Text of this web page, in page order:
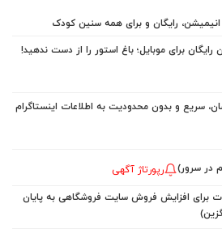
رایگان و برای همه سنین کودک
رایگان برای موبایل؛ باغ استور را از دست ندهید!
در سرور) رپورتاژ آگهی
برای افزایش فروش سایت فروشگاهی به پایان